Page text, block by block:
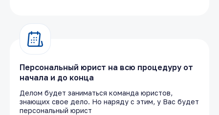
Персональный юрист на всю процедуру от
начала и до конца
Делом будет заниматься команда юристов,
знающих свое дело. Но наряду с этим, у Вас будет
персональный юрист